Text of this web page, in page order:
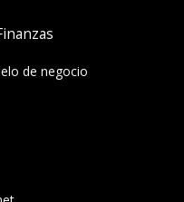
de negocio